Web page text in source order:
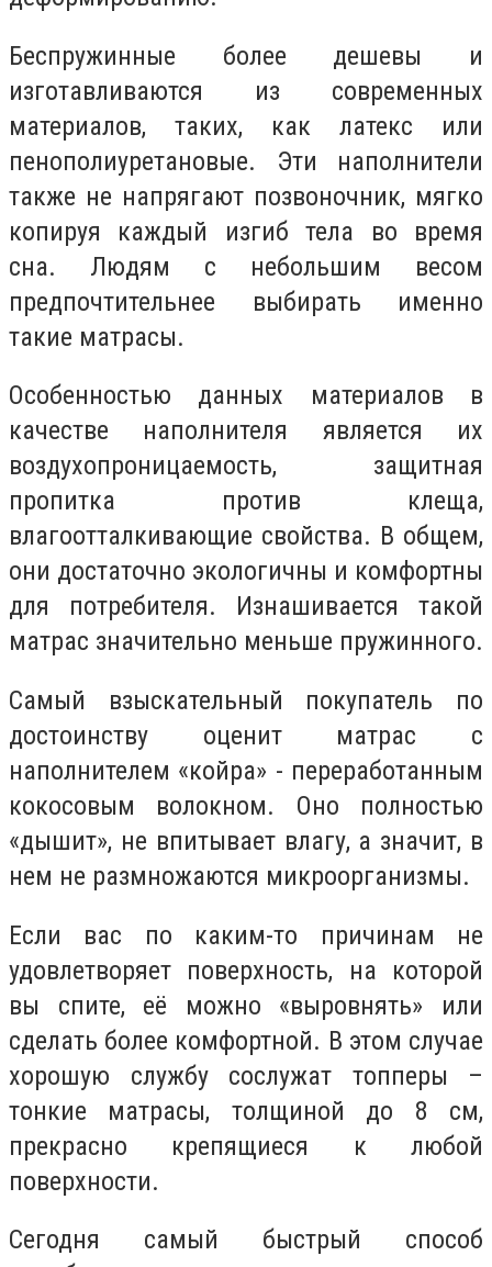
Беспружинные более дешевы и
изготавливаются из современных
материалов, таких, как латекс или
пенополиуретановые. Эти наполнители
также не напрягают позвоночник, мягко
копируя каждый изгиб тела во время
сна. Людям с небольшим весом
предпочтительнее выбирать именно
такие матрасы.
Особенностью данных материалов в
качестве наполнителя является их
воздухопроницаемость, защитная
пропитка против клеща,
влагоотталкивающие свойства. В общем,
они достаточно экологичны и комфортны
для потребителя. Изнашивается такой
матрас значительно меньше пружинного.
Самый взыскательный покупатель по
достоинству оценит матрас с
наполнителем «койра» - переработанным
кокосовым волокном. Оно полностью
«дышит», не впитывает влагу, а значит, в
нем не размножаются микроорганизмы.
Если вас по каким-то причинам не
удовлетворяет поверхность, на которой
вы спите, её можно «выровнять» или
сделать более комфортной. В этом случае
хорошую службу сослужат топперы –
тонкие матрасы, толщиной до 8 см,
прекрасно крепящиеся к любой
поверхности.
Сегодня самый быстрый способ